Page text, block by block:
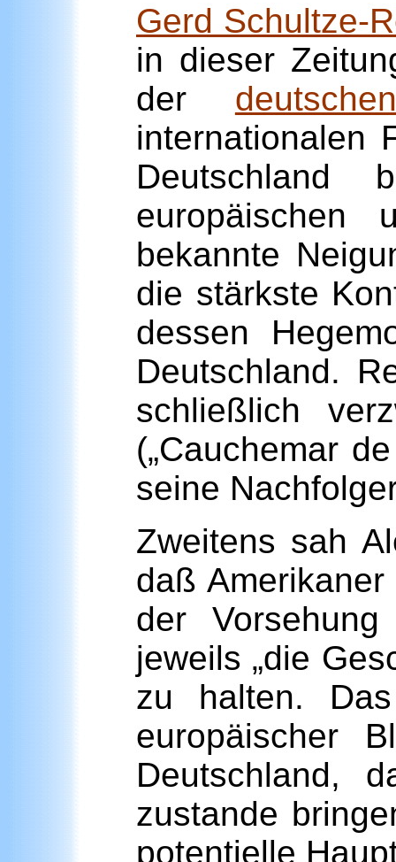
Gerd Schultze-
in dieser
der
internationalen
Deutschland
bekannte
die stärkste
dessen
Deutschland.
schließlich
(„Cauchemar
seine
Zweitens sah
daß
der
jeweils „die
zu halten.
europäischer
Deutschland,
zustande
potentielle